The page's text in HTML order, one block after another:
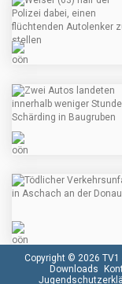
Copyright © 2026 TV1
Downloads